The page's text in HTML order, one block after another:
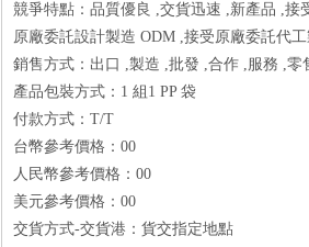
競爭特點：品質優良 ,交貨迅速 ,新產品 ,接
原廠委託設計製造 ODM ,接受原廠委託代
銷售方式：出口 ,製造 ,批發 ,合作 ,服務 ,零
產品包裝方式：1 組1 PP 袋
付款方式：T/T
台幣參考價格：00
人民幣參考價格：00
美元參考價格：00
交貨方式-交貨港：貨交指定地點